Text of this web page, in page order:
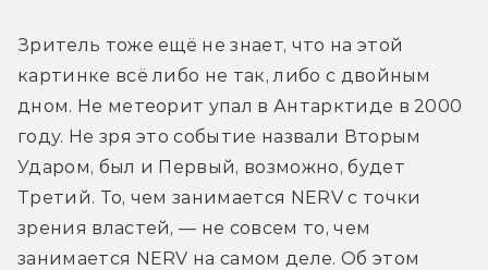
Зритель тоже ещё не знает, что на этой
картинке всё либо не так, либо с двойным
дном. Не метеорит упал в Антарктиде в 2000
году. Не зря это событие назвали Вторым
Ударом, был и Первый, возможно, будет
Третий. То, чем занимается NERV с точки
зрения властей, — не совсем то, чем
занимается NERV на самом деле. Об этом